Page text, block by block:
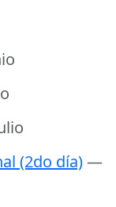
(2do día)—